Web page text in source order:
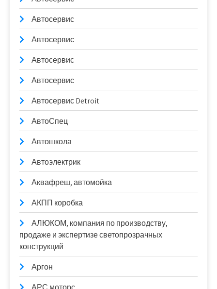
Автосервис
Автосервис
Автосервис
Автосервис
Автосервис Detroit
АвтоСпец
Автошкола
Автоэлектрик
Аквафреш, автомойка
АКПП коробка
АЛЮКОМ, компания по производству,
продаже и экспертизе светопрозрачных
конструкций
Аргон